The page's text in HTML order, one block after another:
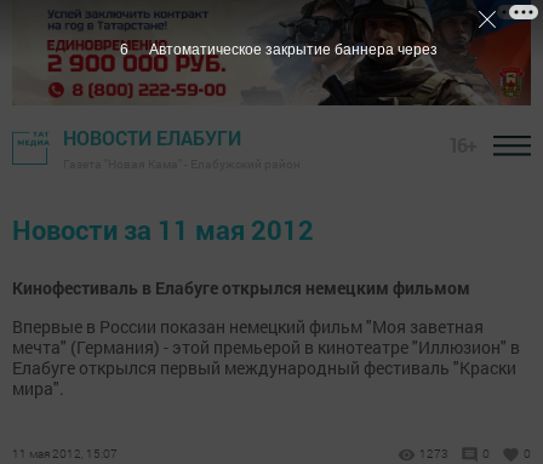
НОВОСТИ ЕЛАБУГИ
Новости за 11 мая 2012
Кинофестиваль в Елабуге открылся немецким фильмом
Впервые в России показан немецкий фильм "Моя заветная
мечта" (Германия) - этой премьерой в кинотеатре "Иллюзион" в
Елабуге открылся первый международный фестиваль "Краски
мира".
11 мая 2012, 15:07 1273 0 0
5 Автоматическое закрытие баннера через